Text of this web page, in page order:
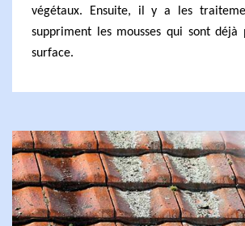
végétaux. Ensuite, il y a les
suppriment les mousses qui sont déjà
surface.